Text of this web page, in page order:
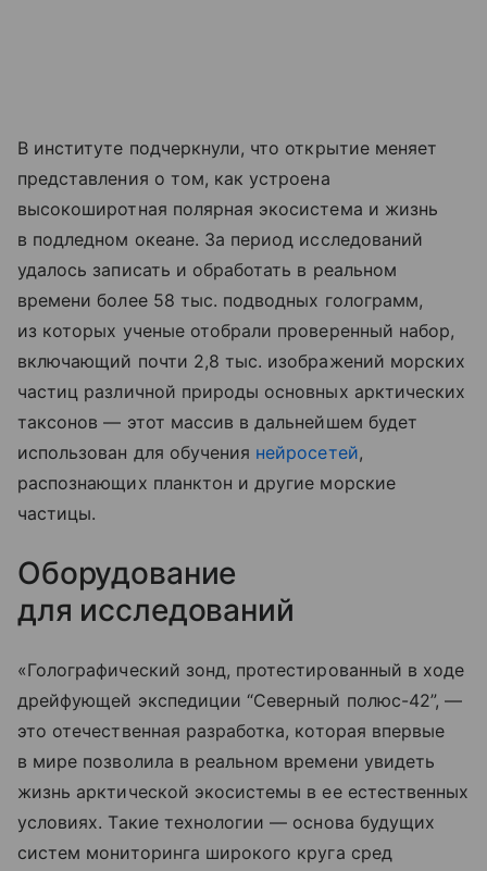
В институте подчеркнули, что открытие меняет
представления о том, как устроена
высокоширотная полярная экосистема и жизнь
в подледном океане. За период исследований
удалось записать и обработать в реальном
времени более 58 тыс. подводных голограмм,
из которых ученые отобрали проверенный набор,
включающий почти 2,8 тыс. изображений морских
частиц различной природы основных арктических
таксонов — этот массив в дальнейшем будет
использован для обучения нейросетей,
распознающих планктон и другие морские
частицы.
Оборудование
для исследований
«Голографический зонд, протестированный в ходе
дрейфующей экспедиции “Северный полюс-42”, —
это отечественная разработка, которая впервые
в мире позволила в реальном времени увидеть
жизнь арктической экосистемы в ее естественных
условиях. Такие технологии — основа будущих
систем мониторинга широкого круга сред